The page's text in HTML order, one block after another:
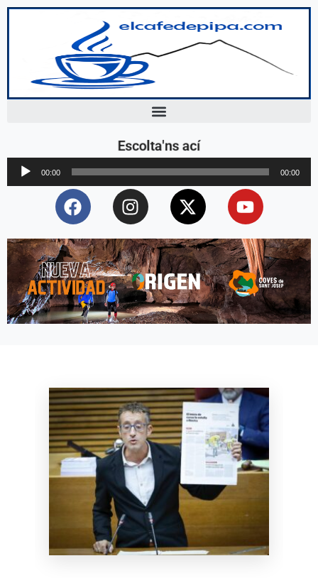
Escolta'ns ací
Reproductor
d'àudio
00:00 00:00